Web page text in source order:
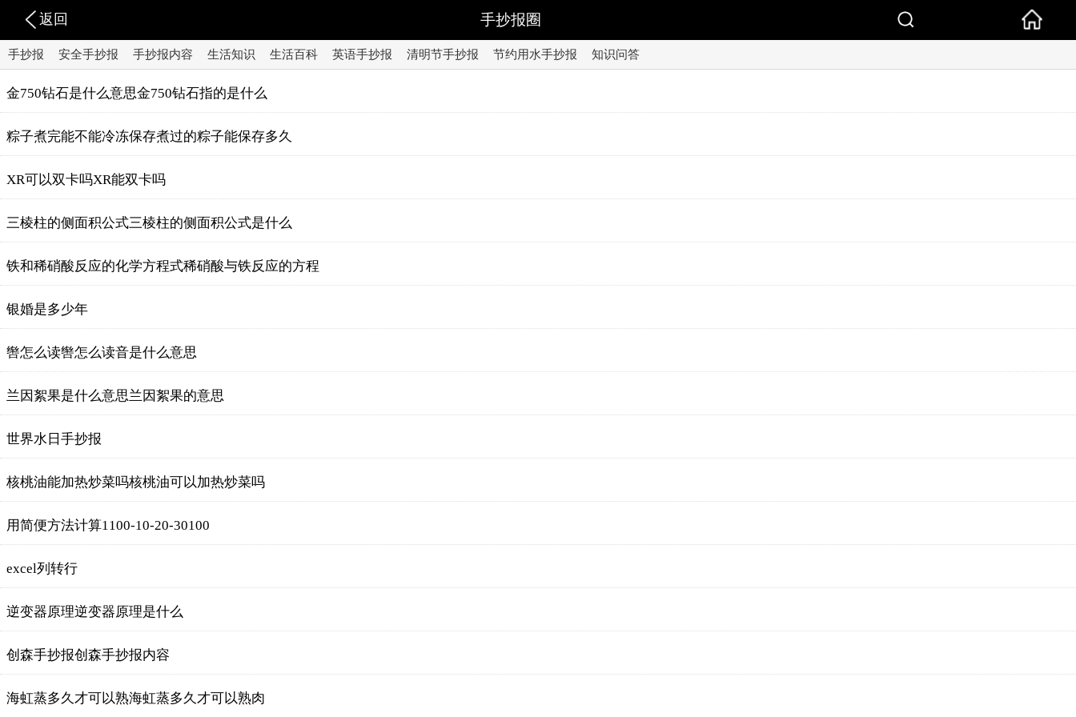
返回 手抄报圈
手抄报 安全手抄报 手抄报内容 生活知识 生活百科 英语手抄报 清明节手抄报 节约用水手抄报 知识问答
金750钻石是什么意思金750钻石指的是什么
粽子煮完能不能冷冻保存煮过的粽子能保存多久
XR可以双卡吗XR能双卡吗
三棱柱的侧面积公式三棱柱的侧面积公式是什么
铁和稀硝酸反应的化学方程式稀硝酸与铁反应的方程
银婚是多少年
辔怎么读辔怎么读音是什么意思
兰因絮果是什么意思兰因絮果的意思
世界水日手抄报
核桃油能加热炒菜吗核桃油可以加热炒菜吗
用简便方法计算1100-10-20-30100
excel列转行
逆变器原理逆变器原理是什么
创森手抄报创森手抄报内容
海虹蒸多久才可以熟海虹蒸多久才可以熟肉